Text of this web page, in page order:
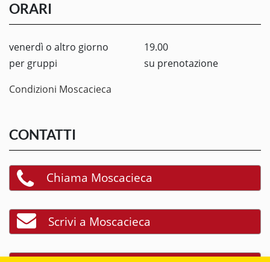
ORARI
venerdì o altro giorno
per gruppi
19.00
su prenotazione
Condizioni Moscacieca
CONTATTI
Chiama Moscacieca
Scrivi a Moscacieca